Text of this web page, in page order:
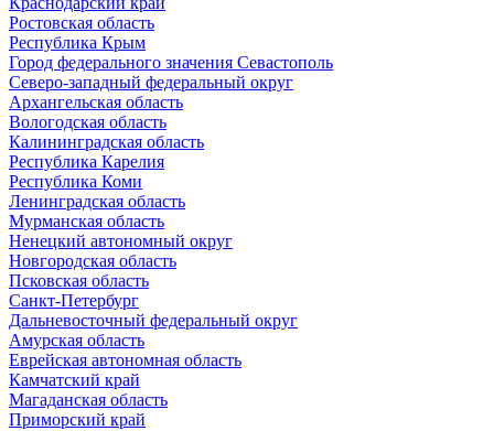
Ростовская область
Республика Крым
Город федерального значения Севастополь
Северо-западный федеральный округ
Архангельская область
Вологодская область
Калининградская область
Республика Карелия
Республика Коми
Ленинградская область
Мурманская область
Ненецкий автономный округ
Новгородская область
Псковская область
Санкт-Петербург
Дальневосточный федеральный округ
Амурская область
Еврейская автономная область
Камчатский край
Магаданская область
Приморский край